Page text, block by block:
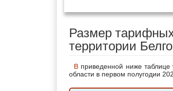
Размер
территории
В приведенной ниже таблице указаны размеры тарифных ставок на газ для всех категорий населения
области в первом полугодии